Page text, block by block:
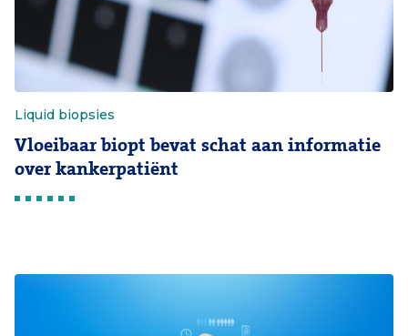
Liquid biopsies
Vloeibaar biopt bevat schat aan informatie
over kankerpatiënt